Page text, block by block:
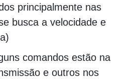
principalmente nas
busca a velocidade e
comandos estão na
e outros nos